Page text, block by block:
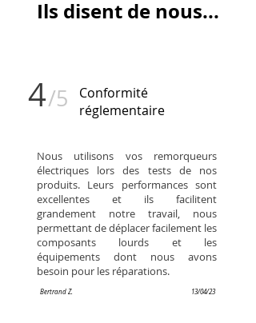
Ils disent de nous...
Conformité
réglementaire
/5
4
Nous utilisons vos remorqueurs
électriques lors des tests de nos
produits. Leurs performances sont
excellentes et ils facilitent
grandement notre travail, nous
permettant de déplacer facilement les
composants lourds et les
équipements dont nous avons
besoin pour les réparations.
Bertrand Z. 13/04/23